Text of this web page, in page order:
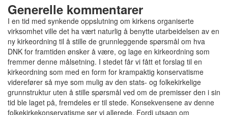
Generelle kommentarer
I en tid med synkende oppslutning om kirkens organiserte
virksomhet ville det ha vært naturlig å benytte utarbeidelsen av en
ny kirkeordning til å stille de grunnleggende spørsmål om hva
DNK for framtiden ønsker å være, og lage en kirkeordning som
fremmer denne målsetning. I stedet får vi fått et forslag til en
kirkeordning som med en form for krampaktig konservatisme
viderefører så mye som mulig av den stats- og folkekirkelige
grunnstruktur uten å stille spørsmål ved om de premisser den i sin
tid ble laget på, fremdeles er til stede. Konsekvensene av denne
folkekirkekonservatisme ser vi allerede. Fordi utsagn om